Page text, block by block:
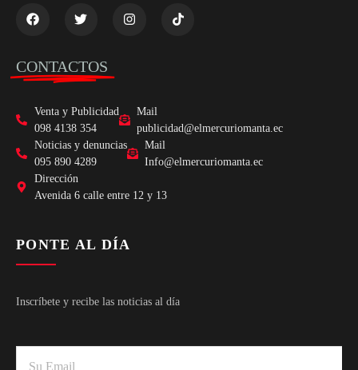
CONTACTOS
Venta y Publicidad
098 4138 354
Mail
publicidad@elmercuriomanta.ec
Noticias y denuncias
095 890 4289
Mail
Info@elmercuriomanta.ec
Dirección
Avenida 6 calle entre 12 y 13
PONTE AL DÍA
Inscríbete y recibe las noticias al día